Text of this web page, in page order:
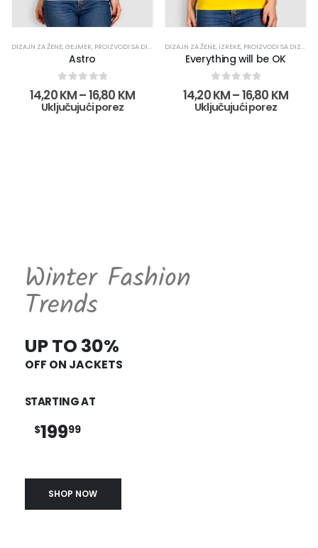
DIZAJN ZA ŽENE,GEJMER, PROIZVODI SA DIZAJNOM
Astro
out of 5
14,20KM–16,80 KM
Uključujući porez
DIZAJN ZA ŽENE, IZREKE, PROIZVODI SA DIZAJNOM
Everything will be OK
out of 5
14,20KM–16,80 KM
Uključujući porez
Winter Fashion
Trends
UP TO 30%
OFF ON JACKETS
STARTING AT
$19999
SHOP NOW